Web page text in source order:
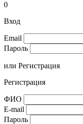
0
Вход
Email
Пароль
или Регистрация
Регистрация
ФИО
E-mail
Пароль